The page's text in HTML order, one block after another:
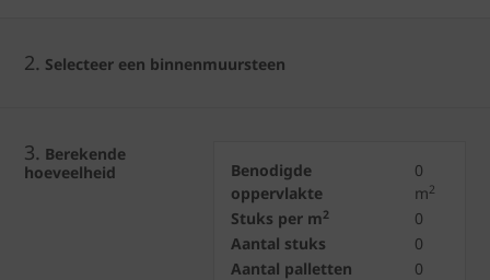
2. Selecteer een binnenmuursteen
3. Berekende
hoeveelheid
Benodigde
oppervlakte
0
m2
Stuks per m2
0
Aantal stuks
0
Aantal palletten
0